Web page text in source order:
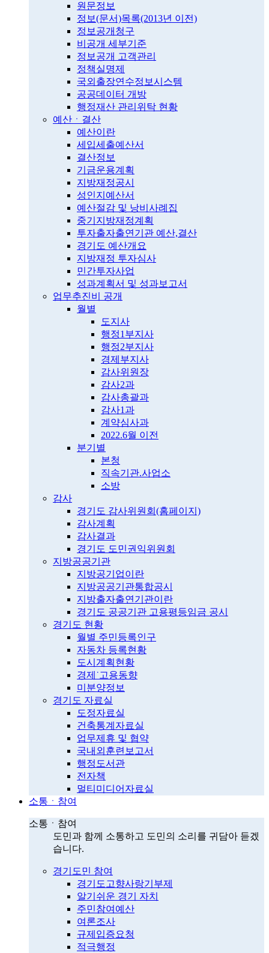
원문정보
정보(문서)목록(2013년 이전)
정보공개청구
비공개 세부기준
정보공개 고객관리
정책실명제
국외출장연수정보시스템
공공데이터 개방
행정재산 관리위탁 현황
예산ㆍ결산
예산이란
세입세출예산서
결산정보
기금운용계획
지방재정공시
성인지예산서
예산절감 및 낭비사례집
중기지방재정계획
투자출자출연기관 예산,결산
경기도 예산개요
지방재정 투자심사
민간투자사업
성과계획서 및 성과보고서
업무추진비 공개
월별
도지사
행정1부지사
행정2부지사
경제부지사
감사위원장
감사2과
감사총괄과
감사1과
계약심사과
2022.6월 이전
분기별
본청
직속기관.사업소
소방
감사
경기도 감사위원회(홈페이지)
감사계획
감사결과
경기도 도민권익위원회
지방공공기관
지방공기업이란
지방공공기관통합공시
지방출자출연기관이란
경기도 공공기관 고용평등임금 공시
경기도 현황
월별 주민등록인구
자동차 등록현황
도시계획현황
경제˙고용동향
미분양정보
경기도 자료실
도정자료실
건축통계자료실
업무제휴 및 협약
국내외훈련보고서
행정도서관
전자책
멀티미디어자료실
소통ㆍ참여
소통ㆍ참여
도민과 함께 소통하고 도민의 소리를 귀담아 듣겠
습니다.
경기도민 참여
경기도고향사랑기부제
알기쉬운 경기 자치
주민참여예산
여론조사
규제입증요청
적극행정